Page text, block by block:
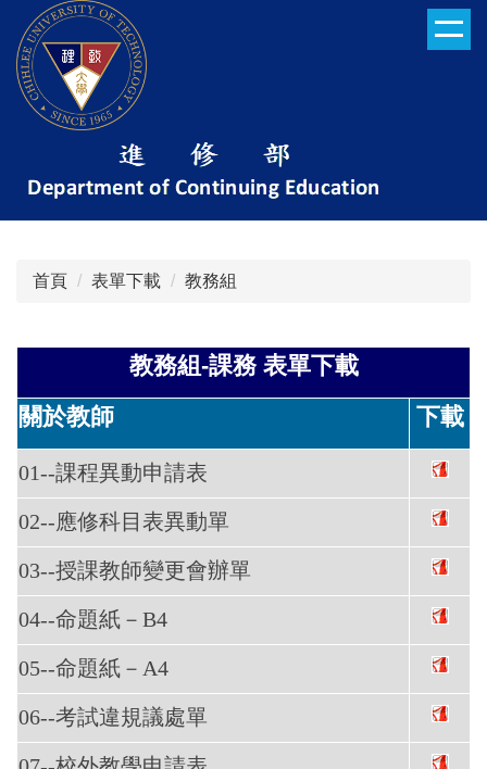
到
主
要
首頁 表單下載 教務組
教務組-課務 表單下載
關於教師
下載
01--課程異動申請表
02--應修科目表異動單
03--授課教師變更會辦單
04--命題紙－B4
05--命題紙－A4
06--考試違規議處單